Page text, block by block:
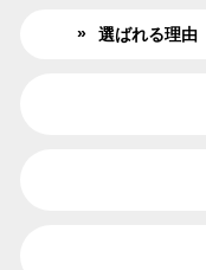
選ばれる理由